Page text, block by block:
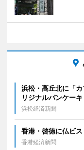
浜松・高丘北に「
リジナルパンケーキ
浜松経済新聞
香港・啓徳に仏ビ
香港経済新聞